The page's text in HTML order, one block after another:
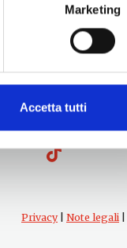
Marketing
Accetta tutti
Seguici su
Privacy| Note legali